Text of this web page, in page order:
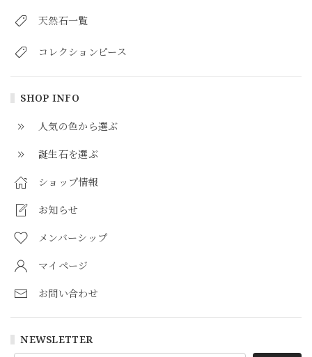
天然石一覧
コレクションピース
SHOP INFO
人気の色から選ぶ
誕生石を選ぶ
ショップ情報
お知らせ
メンバーシップ
マイページ
お問い合わせ
NEWSLETTER